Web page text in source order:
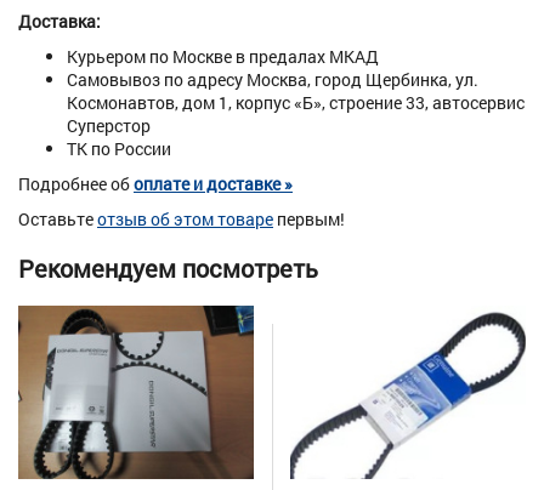
Доставка:
Курьером по Москве в предалах МКАД
Самовывоз по адресу Москва, город Щербинка, ул.
Космонавтов, дом 1, корпус «Б», строение 33, автосервис
Суперстор
ТК по России
Подробнее обоплате и доставке »
Оставьтеотзыв об этом товаре первым!
Рекомендуем посмотреть